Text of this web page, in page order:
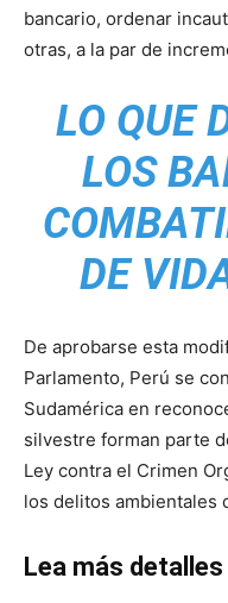
bancario, ordenar
otras, a la par de
LO QUE
LOS
DE
De aprobarse esta
Parlamento, Perú se
Sudamérica en
silvestre forman parte
Ley contra el Crimen
los delitos ambientales
Lea más